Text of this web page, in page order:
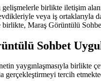
gelişmelerle birlikte iletişim
veya iş ortaklarıyla
Maraş Görüntülü
Sohbet
yaygınlaşmasıyla birlikte
gerçekleştirmeyi tercih